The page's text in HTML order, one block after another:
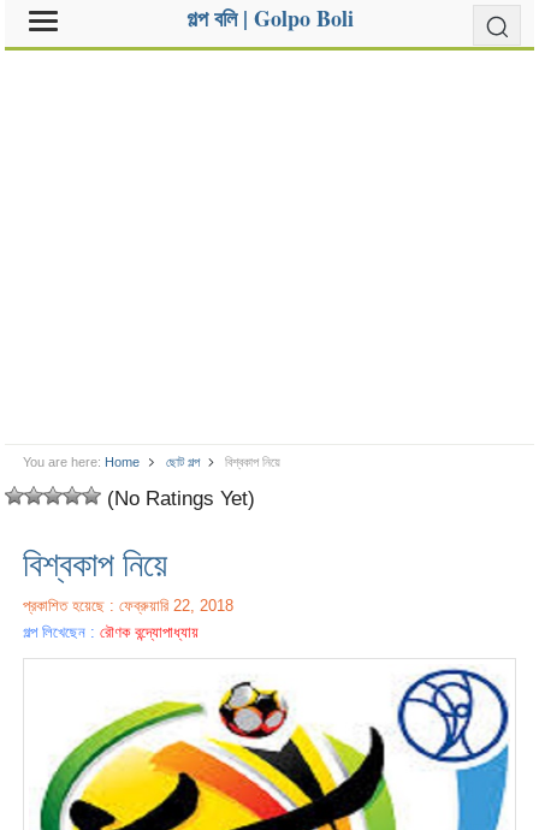
গল্প বলি | Golpo Boli
You are here: Home ছোট গল্প বিশ্বকাপ নিয়ে
(No Ratings Yet)
বিশ্বকাপ নিয়ে
প্রকাশিত হয়েছে : ফেব্রুয়ারি 22, 2018
গল্প লিখেছেন :রৌণক বন্দ্যোপাধ্যায়